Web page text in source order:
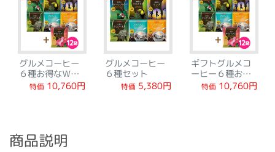
グルメコーヒー
６種お得なＷセ
ット特価 10,760円
グルメコーヒー
６種セット
特価 5,380円
ギフトグルメコ
ーヒー６種お得
なＷセット
特価 10,760円
商品説明